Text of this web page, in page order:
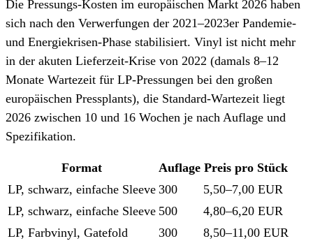
Die Pressungs-Kosten im europäischen Markt 2026 haben
sich nach den Verwerfungen der 2021–2023er Pandemie-
und Energiekrisen-Phase stabilisiert. Vinyl ist nicht mehr
in der akuten Lieferzeit-Krise von 2022 (damals 8–12
Monate Wartezeit für LP-Pressungen bei den großen
europäischen Pressplants), die Standard-Wartezeit liegt
2026 zwischen 10 und 16 Wochen je nach Auflage und
Spezifikation.
Format Auflage Preis pro Stück
LP, schwarz, einfache Sleeve 300
5,50–7,00 EUR
LP, schwarz, einfache Sleeve 500
4,80–6,20 EUR
LP, Farbvinyl, Gatefold
300
8,50–11,00 EUR